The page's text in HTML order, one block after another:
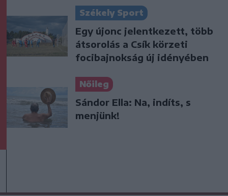
Székely Sport
Egy újonc jelentkezett, több
átsorolás a Csík körzeti
focibajnokság új idényében
Nőileg
Sándor Ella: Na, indíts, s
menjünk!